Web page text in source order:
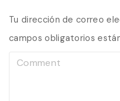
Tu dirección de correo
campos obligatorios